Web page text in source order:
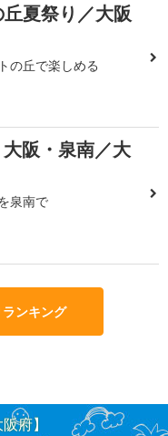
夏祭り／大阪
の丘で楽しめる
阪・泉南／大
泉南で
ンキング
府】